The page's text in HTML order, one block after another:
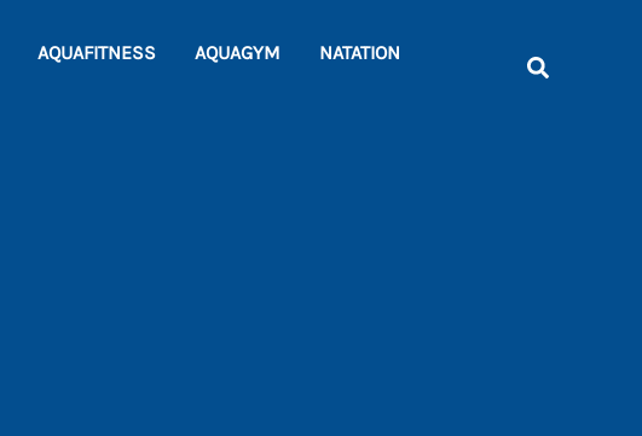
AQUAFITNESS AQUAGYM
NATATION